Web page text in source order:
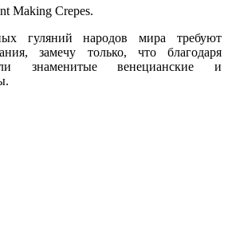
Making Crepes.
гуляний народов мира требуют
замечу только, что благодаря
знаменитые венецианские и